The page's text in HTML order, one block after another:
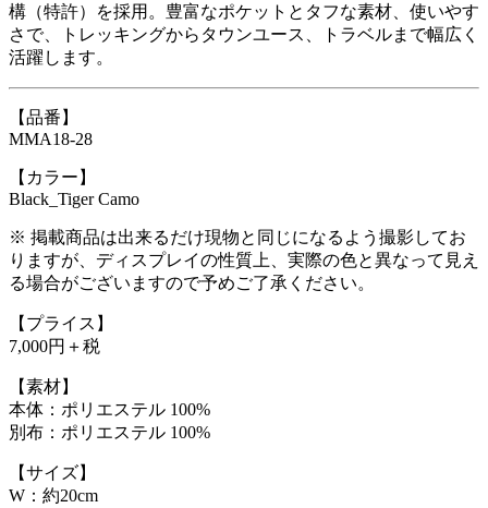
構（特許）を採用。豊富なポケットとタフな素材、使いやす
さで、トレッキングからタウンユース、トラベルまで幅広く
活躍します。
【品番】
MMA18-28
【カラー】
Black_Tiger Camo
※ 掲載商品は出来るだけ現物と同じになるよう撮影してお
りますが、ディスプレイの性質上、実際の色と異なって見え
る場合がございますので予めご了承ください。
【プライス】
7,000円＋税
【素材】
本体：ポリエステル 100%
別布：ポリエステル 100%
【サイズ】
W：約20cm